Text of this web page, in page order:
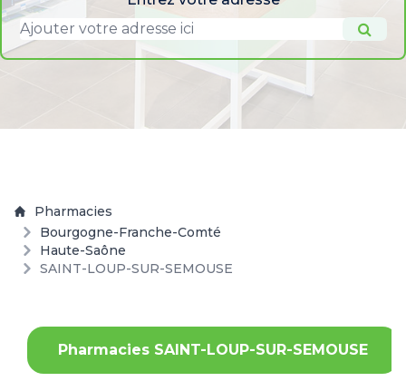
Pharmacies
Bourgogne-Franche-Comté
Haute-Saône
SAINT-LOUP-SUR-SEMOUSE
Pharmacies SAINT-LOUP-SUR-SEMOUSE